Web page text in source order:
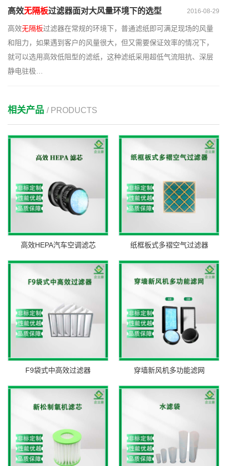
2016-08-29
高效无隔板过滤器面对大风量环境下的选型
高效无隔板过滤器在常规的环境下，普通滤纸即可满足现场的风量
和阻力，如果遇到客户的风量很大，但又需要保证效率的情况下，
就可以选用高效低阻型的滤纸，这种滤纸采用超低气流阻抗、深层
静电驻极…
相关产品 / PRODUCTS
高效HEPA汽车空调滤芯 纸框板式多褶空气过滤器
F9袋式中高效过滤器 穿墙新风机多功能滤网